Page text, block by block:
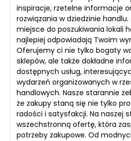
inspiracje, rzetelne informacje
rozwiązania w dziedzinie
miejsce do poszukiwania lokali
najlepiej odpowiadają Twoim
Oferujemy ci nie tylko bogaty
sklepów, ale także dokładne
dostępnych usług,
wydarzeń organizowanych w
handlowych. Nasze starannie
że zakupy staną się nie tylko
radości i satysfakcji. Na naszej
wszechstronną ofertę, która
potrzeby zakupowe. Od